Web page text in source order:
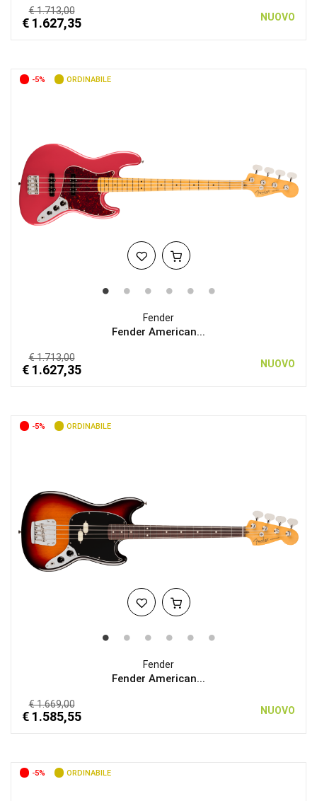
€ 1.713,00
€ 1.627,35 NUOVO
-5% ORDINABILE
Fender
Fender American...
€ 1.713,00
€ 1.627,35 NUOVO
-5% ORDINABILE
Fender
Fender American...
€ 1.669,00
€ 1.585,55 NUOVO
-5% ORDINABILE